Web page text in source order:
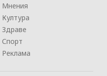
Мнения
Култура
Здраве
Спорт
Реклама